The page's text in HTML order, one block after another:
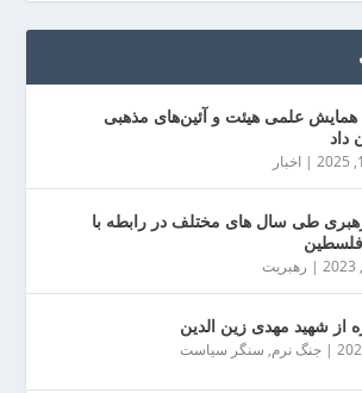
علمی هیئت و آئین‌های مذهبی
داد
|اخبار
رهبری طی سال های مختلف در رابطه با
| رهبریت
|جنگ نرم, سنگر سیاست